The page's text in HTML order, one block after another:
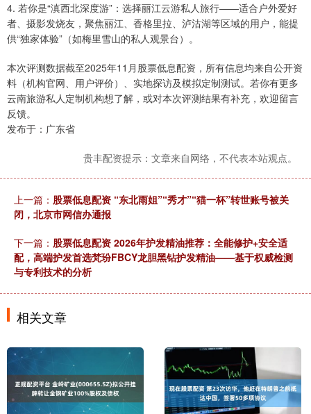
4. 若你是“滇西北深度游”：选择丽江云游私人旅行——适合户外爱好
者、摄影发烧友，聚焦丽江、香格里拉、泸沽湖等区域的用户，能提
供“独家体验”（如梅里雪山的私人观景台）。
本次评测数据截至2025年11月股票低息配资，所有信息均来自公开资
料（机构官网、用户评价）、实地探访及模拟定制测试。若你有更多
云南旅游私人定制机构想了解，或对本次评测结果有补充，欢迎留言
反馈。
发布于：广东省
贵丰配资提示：文章来自网络，不代表本站观点。
上一篇： 股票低息配资 “东北雨姐”“秀才”“猫一杯”转世账号被关
闭，北京市网信办通报
下一篇： 股票低息配资 2026年护发精油推荐：全能修护+安全适
配，高端护发首选梵玢FBCY龙胆黑钻护发精油——基于权威检测
与专利技术的分析
相关文章